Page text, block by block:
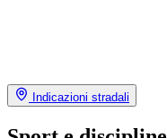
Indicazioni stradali